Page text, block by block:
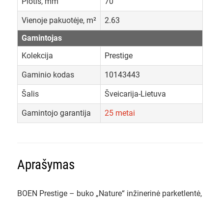
Vienoje pakuotėje, m²
2.63
Gamintojas
Kolekcija
Prestige
Gaminio kodas 10143443
Šalis Šveicarija-Lietuva
Gamintojo garantija 25 metai
Aprašymas
BOEN Prestige – buko „Nature“ inžinerinė parketlentė,